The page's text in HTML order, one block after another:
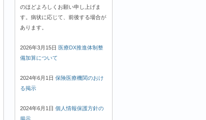
のほどよろしくお願い申し上げま
す。病状に応じて、前後する場合が
あります。
2026年3月15日 医療DX推進体制整
備加算について
2024年6月1日 保険医療機関のおけ
る掲示
2024年6月1日 個人情報保護方針の
掲示